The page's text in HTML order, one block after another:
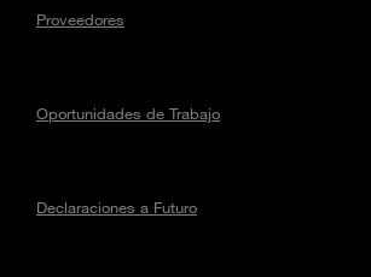
Proveedores
Oportunidades de Trabajo
Declaraciones a Futuro